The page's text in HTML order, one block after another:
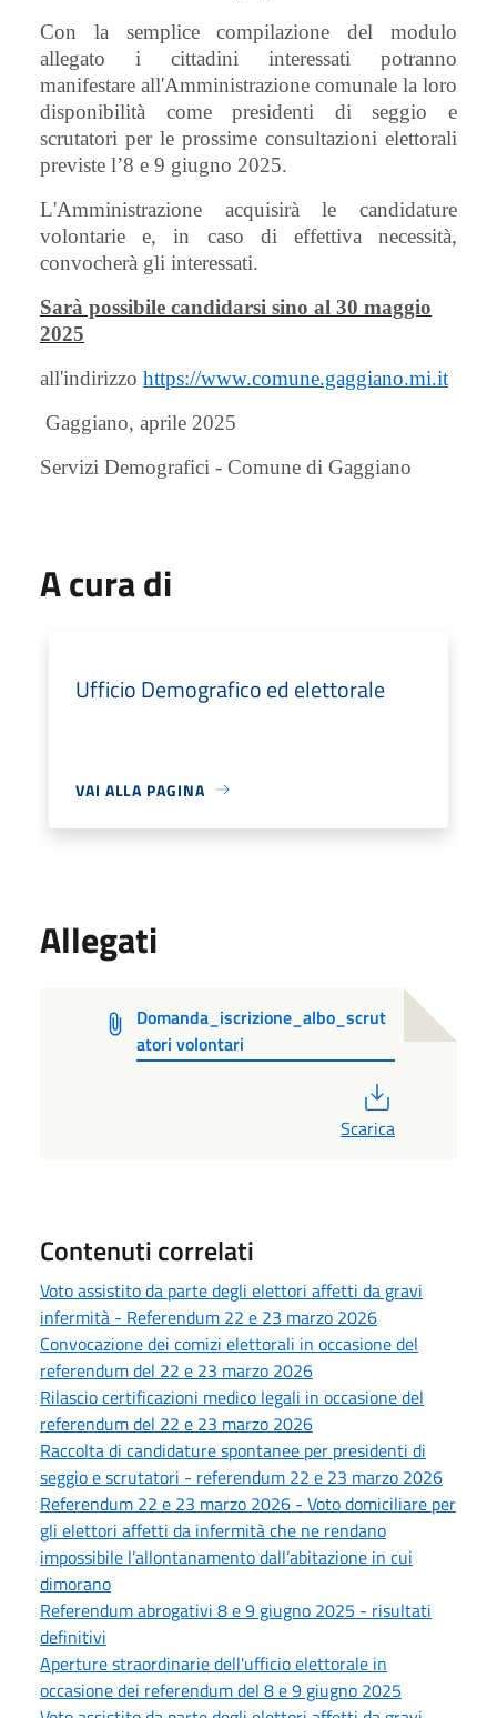
Con la semplice compilazione del modulo
allegato i cittadini interessati potranno
manifestare all'Amministrazione comunale la loro
disponibilità come presidenti di seggio e
scrutatori per le prossime consultazioni elettorali
previste l’8 e 9 giugno 2025.
L'Amministrazione acquisirà le candidature
volontarie e, in caso di effettiva necessità,
convocherà gli interessati.
Sarà possibile candidarsi sino al 30 maggio
2025
all'indirizzo https://www.comune.gaggiano.mi.it
Gaggiano, aprile 2025
Servizi Demografici - Comune di Gaggiano
A cura di
Ufficio Demografico ed elettorale
VAI ALLA PAGINA
Allegati
Domanda_iscrizione_albo_scrut
atori volontari
Scarica
Contenuti correlati
Voto assistito da parte degli elettori affetti da gravi
infermità - Referendum 22 e 23 marzo 2026
Convocazione dei comizi elettorali in occasione del
referendum del 22 e 23 marzo 2026
Rilascio certificazioni medico legali in occasione del
referendum del 22 e 23 marzo 2026
Raccolta di candidature spontanee per presidenti di
seggio e scrutatori - referendum 22 e 23 marzo 2026
Referendum 22 e 23 marzo 2026 - Voto domiciliare per
gli elettori affetti da infermità che ne rendano
impossibile l’allontanamento dall’abitazione in cui
dimorano
Referendum abrogativi 8 e 9 giugno 2025 - risultati
definitivi
Aperture straordinarie dell'ufficio elettorale in
occasione dei referendum del 8 e 9 giugno 2025